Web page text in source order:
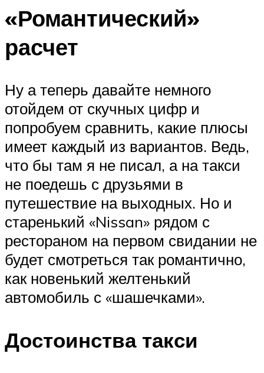
«Романтический»
расчет
Ну а теперь давайте немного
отойдем от скучных цифр и
попробуем сравнить, какие плюсы
имеет каждый из вариантов. Ведь,
что бы там я не писал, а на такси
не поедешь с друзьями в
путешествие на выходных. Но и
старенький «Nissan» рядом с
рестораном на первом свидании не
будет смотреться так романтично,
как новенький желтенький
автомобиль с «шашечками».
Достоинства такси